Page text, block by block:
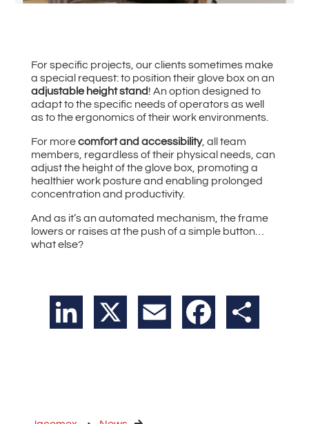
For specific projects, our clients sometimes make
a special request: to position their glove box on an
adjustable height stand! An option designed to
adapt to the specific needs of operators as well
as to the ergonomics of their work environments.
For morecomfort and accessibility, all team
members, regardless of their physical needs, can
adjust the height of the glove box, promoting a
healthier work posture and enabling prolonged
concentration and productivity.
And as it’s an automated mechanism, the frame
lowers or raises at the push of a simple button…
what else?
LinkedIn Email Facebook